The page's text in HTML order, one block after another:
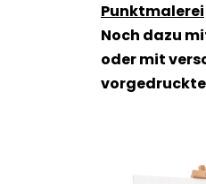
Punktmalerei
Noch dazu
oder mit